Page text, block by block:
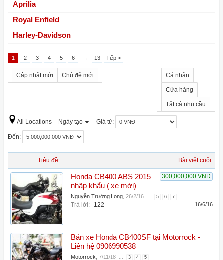
Aprilia
Royal Enfield
Harley-Davidson
1 2 3 4 5 6 → 13 Tiếp >
Cập nhật mới Chủ đề mới Cá nhân
Cửa hàng
Tất cả nhu cầu
All Locations Ngày tạo Giá từ:
Đến:
Tiêu đề Bài viết cuối
300,000,000 VNĐ
Honda CB400 ABS 2015
nhập khẩu ( xe mới)
Nguyễn Trường Long 26/2/16 ... 5 6 7
Trả lời: 122 16/6/16
Bán xe Honda CB400SF tại Motorrock -
Liên hệ 0906990538
Motorrock 7/11/18 ... 3 4 5